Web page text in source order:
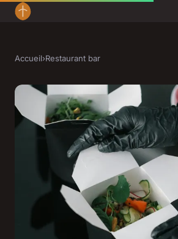
Accueil›Restaurant bar